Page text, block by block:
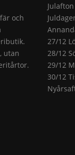
och
utan
27/12
28/12
29/12
30/12